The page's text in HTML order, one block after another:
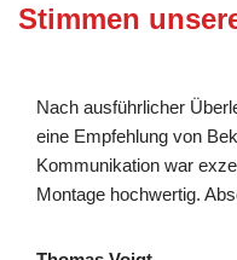
Stimmen
Nach ausführlicher
eine Empfehlung von
Kommunikation war
Montage hochwertig.